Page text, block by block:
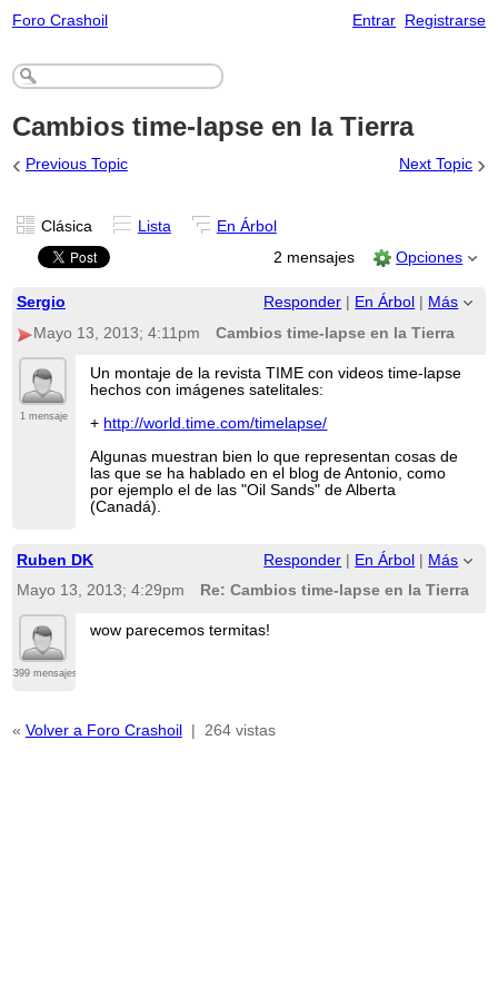
Foro Crashoil Entrar Registrarse
Cambios time-lapse en la Tierra
‹ Previous Topic Next Topic ›
Clásica Lista
En Árbol
2 mensajes
Opciones
Sergio Responder En Árbol
Más
Mayo 13, 2013; 4:11pm
Cambios time-lapse en la Tierra
1 mensaje
Un montaje de la revista TIME con videos time-lapse
hechos con imágenes satelitales:
+ http://world.time.com/timelapse/
Algunas muestran bien lo que representan cosas de
las que se ha hablado en el blog de Antonio, como
por ejemplo el de las "Oil Sands" de Alberta
(Canadá).
Ruben DK Responder En Árbol
Más
Mayo 13, 2013; 4:29pm
Re: Cambios time-lapse en la Tierra
399 mensajes
wow parecemos termitas!
« Volver a Foro Crashoil| 264 vistas